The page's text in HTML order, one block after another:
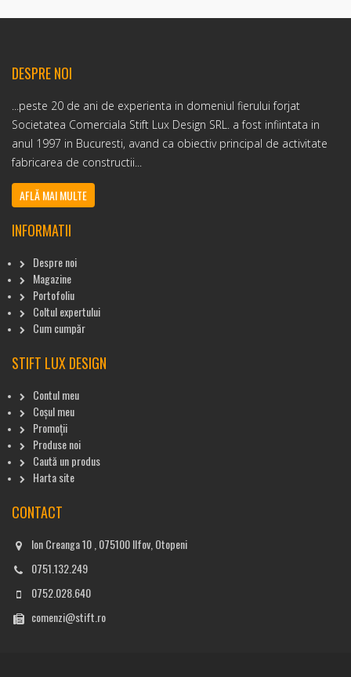
DESPRE NOI
...peste 20 de ani de experienta in domeniul fierului forjat
Societatea Comerciala Stift Lux Design SRL. a fost infiintata in
anul 1997 in Bucuresti, avand ca obiectiv principal de activitate
fabricarea de constructii...
AFLĂ MAI MULTE
INFORMATII
Despre noi
Magazine
Portofoliu
Coltul expertului
Cum cumpăr
STIFT LUX DESIGN
Contul meu
Coșul meu
Promoții
Produse noi
Caută un produs
Harta site
CONTACT
Ion Creanga 10 , 075100 Ilfov, Otopeni
0751.132.249
0752.028.640
comenzi@stift.ro